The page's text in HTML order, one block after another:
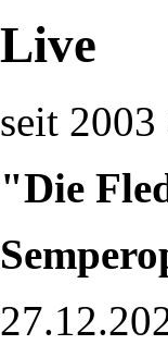
Live
seit
"Die